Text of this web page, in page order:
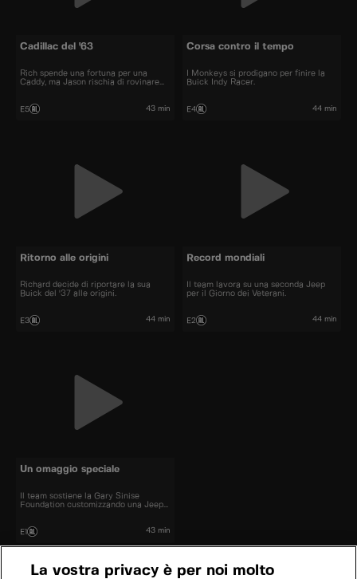
Cadillac del '63
Rich spende una fortuna per una
Caddy, ma Jason rischia di rovinare
E5 43 min
Corsa contro il tempo
I Monkeys si prodigano per finire la
Buick Indy Racer.
E4 44 min
Ritorno alle origini
Richard decide di riportare la sua
Buick del '37 alle origini.
E3 44 min
Record mondiali
Il team lavora su una seconda Jeep
per il Giorno dei Veterani.
E2 44 min
Un omaggio speciale
Il team sostiene la Gary Sinise
Foundation customizzando una Jeep
E1 43 min
La vostra privacy è per noi molto